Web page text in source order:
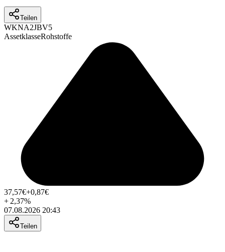
Teilen
WKNA2JBV5
AssetklasseRohstoffe
37,57€+0,87€
+ 2,37%
07.08.2026 20:43
Teilen